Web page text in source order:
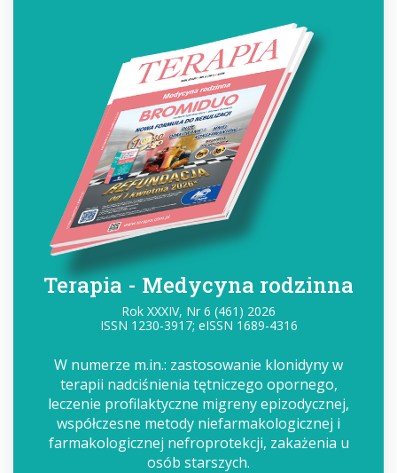
Terapia - Medycyna rodzinna
Rok XXXIV, Nr 6 (461) 2026
ISSN 1230-3917; eISSN 1689-4316
W numerze m.in.: zastosowanie klonidyny w
terapii nadciśnienia tętniczego opornego,
leczenie profilaktyczne migreny epizodycznej,
współczesne metody niefarmakologicznej i
farmakologicznej nefroprotekcji, zakażenia u
osób starszych.